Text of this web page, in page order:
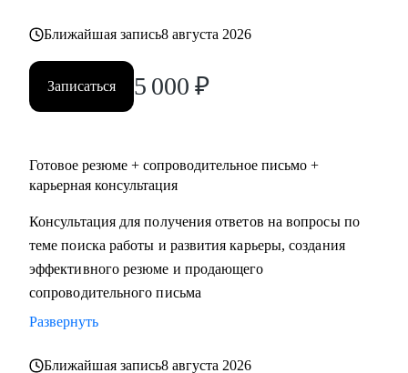
Ближайшая запись8 августа 2026
Записаться 5 000 ₽
Готовое резюме + сопроводительное письмо +
карьерная консультация
Консультация для получения ответов на вопросы по
теме поиска работы и развития карьеры, создания
эффективного резюме и продающего
сопроводительного письма
Развернуть
Ближайшая запись8 августа 2026